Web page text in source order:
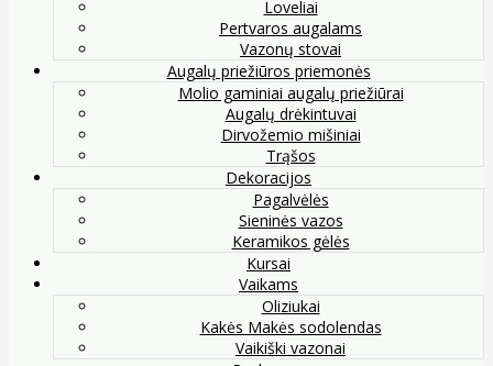
Loveliai
Pertvaros augalams
Vazonų stovai
Augalų priežiūros priemonės
Molio gaminiai augalų priežiūrai
Augalų drėkintuvai
Dirvožemio mišiniai
Trąšos
Dekoracijos
Pagalvėlės
Sieninės vazos
Keramikos gėlės
Kursai
Vaikams
Oliziukai
Kakės Makės sodolendas
Vaikiški vazonai